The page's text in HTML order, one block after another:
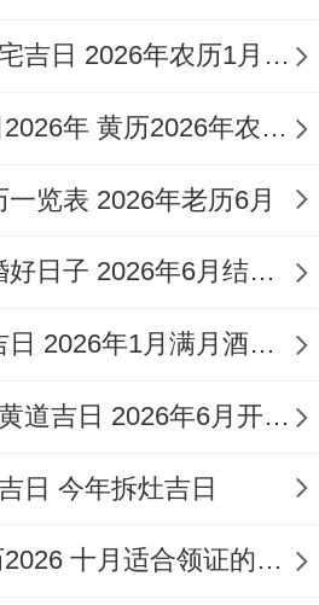
5月20日。星期三）此
出行，出火、入宅，移
养，动土、破土，入
属鼠者需回避。。
精选
有诸多良辰吉日可供选
2026年农历1月入宅吉日 2026年农历1月入宅最好的日子
农历九月黄道吉日2026年 黄历2026年农历九月黄道吉日查询
览表 2026年老历6月
2026年六月份结婚好日子 2026年6月结婚好吗
2026一月满月酒吉日 2026年1月满月酒吉日
2026年6月开业的黄道吉日 2026年6月开业黄道吉日查询
日 今年拆灶吉日
十月份宜领证黄历2026 十月适合领证的好日子2026年